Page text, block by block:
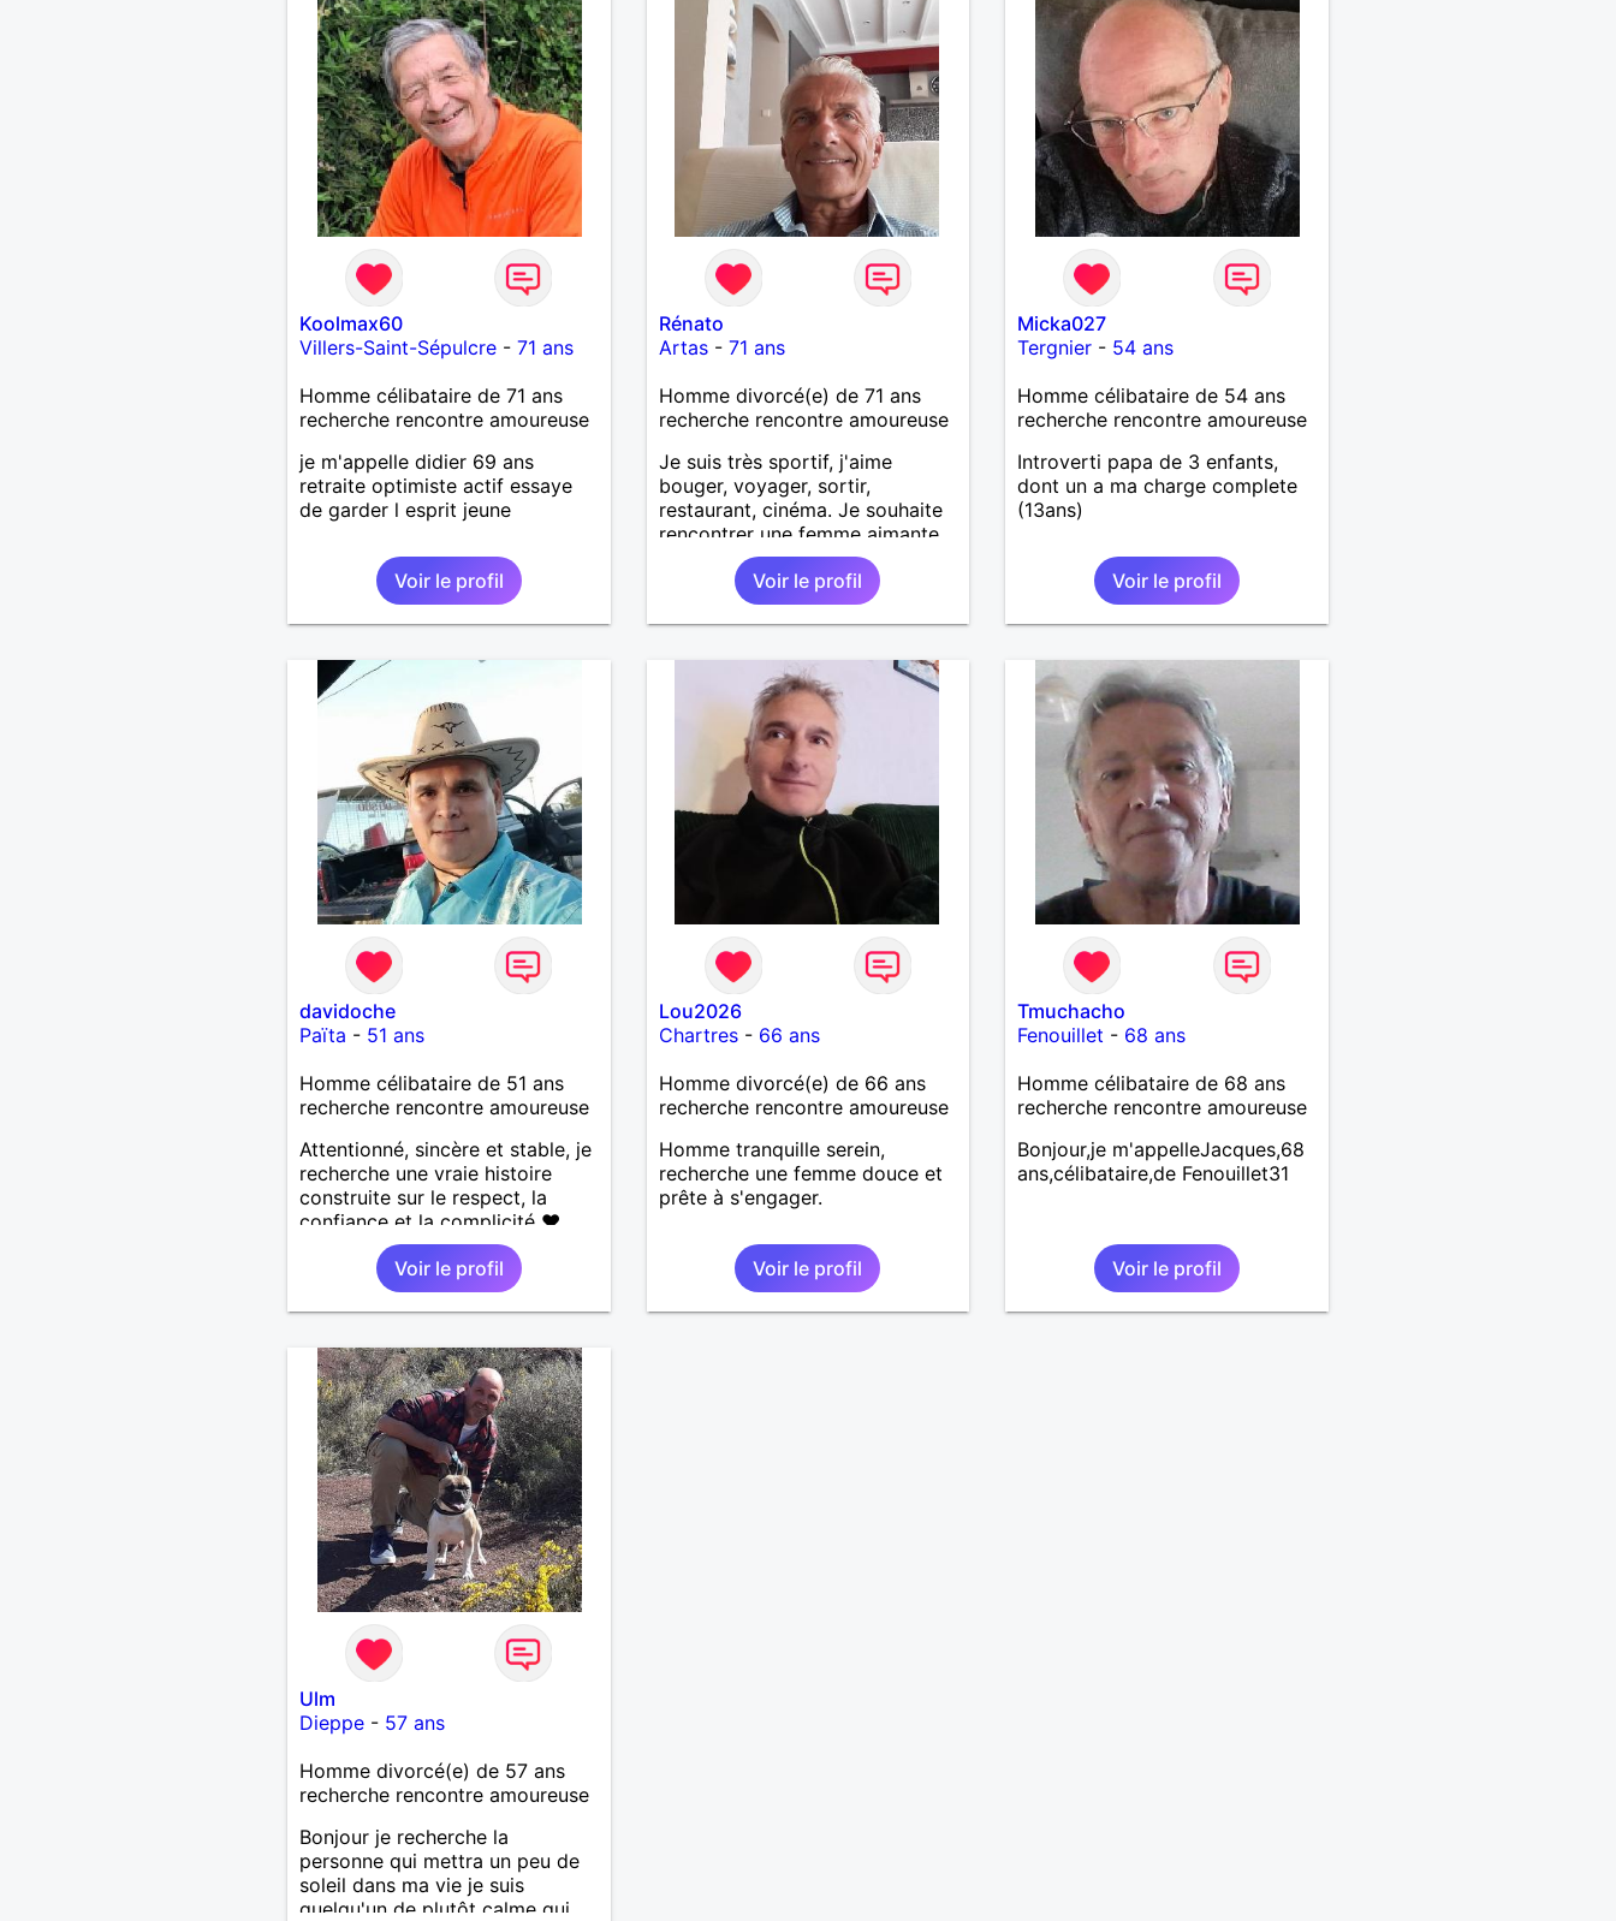
Koolmax60
Villers-Saint-Sépulcre- 71 ans
Homme célibataire de 71 ans
recherche rencontre amoureuse
je m'appelle didier 69 ans
retraite optimiste actif essaye
de garder l esprit jeune
Voir le profil
Rénato
Artas- 71 ans
Homme divorcé(e) de 71 ans
recherche rencontre amoureuse
Je suis très sportif, j'aime
bouger, voyager, sortir,
restaurant, cinéma. Je souhaite
rencontrer une femme aimante
pour, partager, aimer et la
rendre heureuse.Voir le profil
Micka027
Tergnier - 54 ans
Homme célibataire de 54 ans
recherche rencontre amoureuse
Introverti papa de 3 enfants,
dont un a ma charge complete
(13ans)
Voir le profil
davidoche
Païta - 51 ans
Homme célibataire de 51 ans
recherche rencontre amoureuse
Attentionné, sincère et stable, je
recherche une vraie histoire
construite sur le respect, la
confiance et la complicité ❤️
J’aime les choses simples de la
vie : la nature, la mer, les
moments authentiques et les
personnes au grand cœur 🌊🌿
les petits moments de tendresse
et les calinous réguliers 😊❤️ La
solitude finit parfois par peser,
alors si tu es en Nouvelle-
Calédonie et que tu crois encore
à un amour vrai, prenons le
temps de discuter… et laissons
l’avenir nous guider 🌹
Voir le profil
Lou2026
Chartres- 66 ans
Homme divorcé(e) de 66 ans
recherche rencontre amoureuse
Homme tranquille serein,
recherche une femme douce et
prête à s'engager.
Voir le profil
Tmuchacho
Fenouillet - 68 ans
Homme célibataire de 68 ans
recherche rencontre amoureuse
Bonjour,je m'appelleJacques,68
ans,célibataire,de Fenouillet31
Voir le profil
Ulm
Dieppe- 57 ans
Homme divorcé(e) de 57 ans
recherche rencontre amoureuse
Bonjour je recherche la
personne qui mettra un peu de
soleil dans ma vie je suis
quelqu'un de plutôt calme qui